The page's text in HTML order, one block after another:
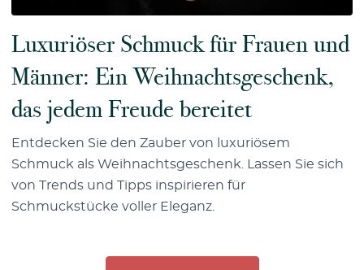
Luxuriöser Schmuck für Frauen und
Männer: Ein Weihnachtsgeschenk,
das jedem Freude bereitet
Entdecken Sie den Zauber von luxuriösem
Schmuck als Weihnachtsgeschenk. Lassen Sie sich
von Trends und Tipps inspirieren für
Schmuckstücke voller Eleganz.